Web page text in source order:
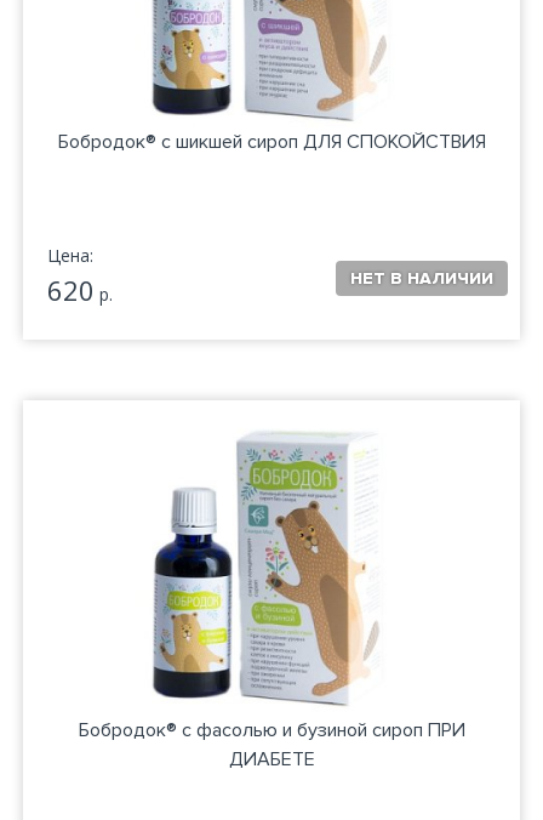
Бобродок® с шикшей сироп ДЛЯ СПОКОЙСТВИЯ
Цена:
620 р.
Бобродок® с фасолью и бузиной сироп ПРИ
ДИАБЕТЕ